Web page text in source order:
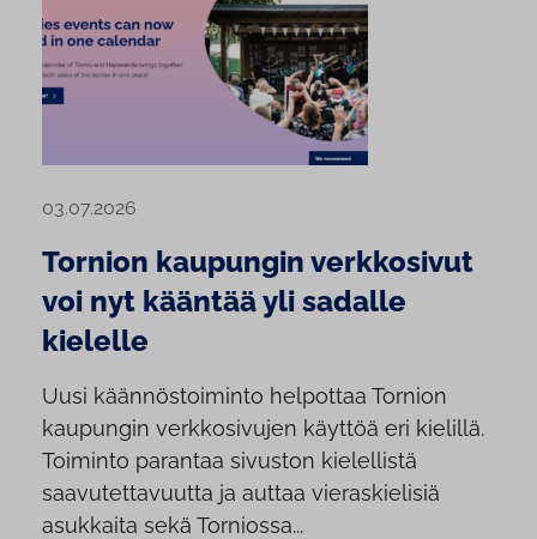
03.07.2026
Tornion kaupungin verkkosivut
voi nyt kääntää yli sadalle
kielelle
Uusi käännöstoiminto helpottaa Tornion
kaupungin verkkosivujen käyttöä eri kielillä.
Toiminto parantaa sivuston kielellistä
saavutettavuutta ja auttaa vieraskielisiä
asukkaita sekä Torniossa...